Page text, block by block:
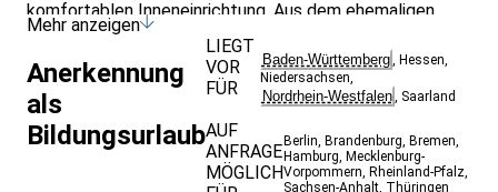
kom­fortablen Innenein­richtung. Aus dem ehemaligen
Laderaum ist eine geräu­mige, behagliche Unterkunft für
Mehr anzeigen
Anerkennung
als
Bildungsurlaub
LIEGT
VOR
FÜR
Baden-Württemberg, Hessen,
Niedersachsen,
Nordrhein-Westfalen, Saarland
AUF
ANFRAGE
MÖGLICH
Berlin, Brandenburg, Bremen,
Hamburg, Mecklenburg-
Vorpommern, Rheinland-Pfalz,
Sachsen-Anhalt, Thüringen